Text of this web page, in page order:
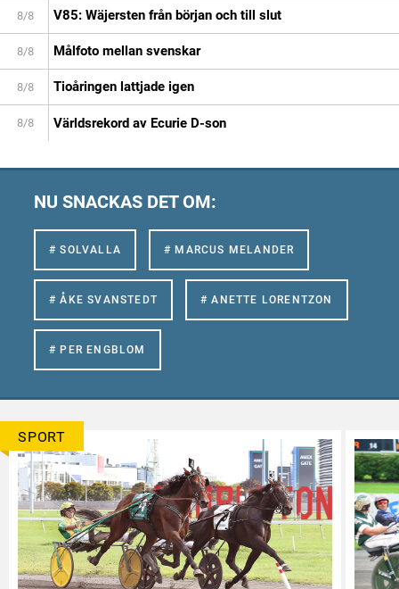
8/8 V85: Wäjersten från början och till slut
8/8 Målfoto mellan svenskar
8/8 Tioåringen lattjade igen
8/8 Världsrekord av Ecurie D-son
NU SNACKAS DET OM:
# SOLVALLA # MARCUS MELANDER
# ÅKE SVANSTEDT # ANETTE LORENTZON
# PER ENGBLOM
SPORT